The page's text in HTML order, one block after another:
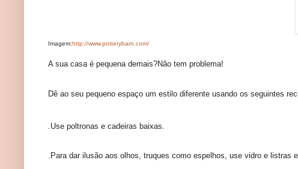
Imagem:http://www.potterybarn.com/
A sua casa é pequena demais?Não tem problema!
Dê ao seu pequeno espaço um estilo diferente usando os seguintes
.Use poltronas e cadeiras baixas.
.Para dar ilusão aos olhos, truques como espelhos, use vidro e listras